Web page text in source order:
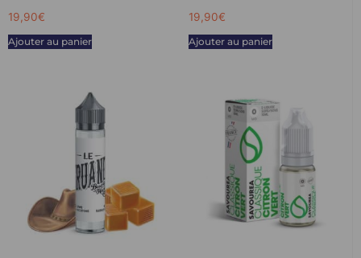
19,90€
Ajouter au panier
19,90€
Ajouter au panier